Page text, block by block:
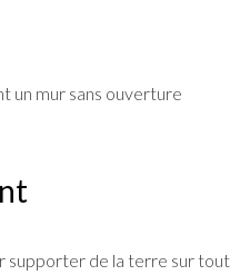
un mur sans ouverture
supporter de la terre sur